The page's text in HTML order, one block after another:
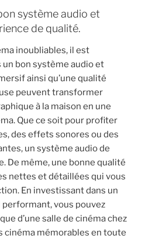
système audio et
de qualité.
inoubliables, il est
bon système audio et
ainsi qu’une qualité
peuvent transformer
à la maison en une
Que ce soit pour profiter
des effets sonores ou des
un système audio de
De même, une bonne qualité
nettes et détaillées qui vous
En investissant dans un
vous pouvez
d’une salle de cinéma chez
cinéma mémorables en toute